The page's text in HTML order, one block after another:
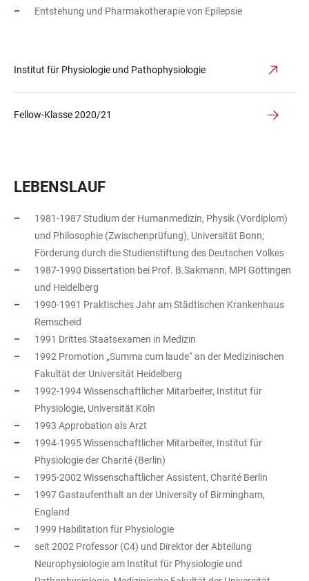
Entstehung und Pharmakotherapie von Epilepsie
Institut für Physiologie und Pathophysiologie
Fellow-Klasse 2020/21
LEBENSLAUF
1981-1987 Studium der Humanmedizin, Physik (Vordiplom)
und Philosophie (Zwischenprüfung), Universität Bonn;
Förderung durch die Studienstiftung des Deutschen Volkes
1987-1990 Dissertation bei Prof. B.Sakmann, MPI Göttingen
und Heidelberg
1990-1991 Praktisches Jahr am Städtischen Krankenhaus
Remscheid
1991 Drittes Staatsexamen in Medizin
1992 Promotion „Summa cum laude“ an der Medizinischen
Fakultät der Universität Heidelberg
1992-1994 Wissenschaftlicher Mitarbeiter, Institut für
Physiologie, Universität Köln
1993 Approbation als Arzt
1994-1995 Wissenschaftlicher Mitarbeiter, Institut für
Physiologie der Charité (Berlin)
1995-2002 Wissenschaftlicher Assistent, Charité Berlin
1997 Gastaufenthalt an der University of Birmingham,
England
1999 Habilitation für Physiologie
seit 2002 Professor (C4) und Direktor der Abteilung
Neurophysiologie am Institut für Physiologie und